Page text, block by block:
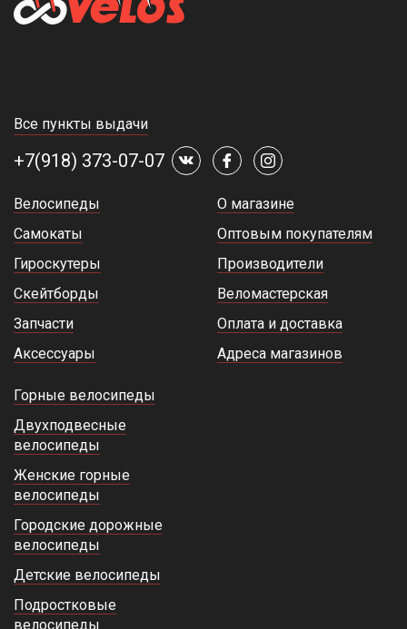
Все пункты выдачи
+7(918) 373-07-07
Велосипеды
Самокаты
Гироскутеры
Скейтборды
Запчасти
Аксессуары
О магазине
Оптовым покупателям
Производители
Веломастерская
Оплата и доставка
Адреса магазинов
Горные велосипеды
Двухподвесные
велосипеды
Женские горные
велосипеды
Городские дорожные
велосипеды
Детские велосипеды
Подростковые
велосипеды